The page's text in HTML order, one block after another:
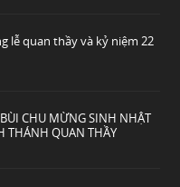
lễ quan thầy và kỷ niệm 22
CHU MỪNG SINH NHẬT
THÁNH QUAN THẦY